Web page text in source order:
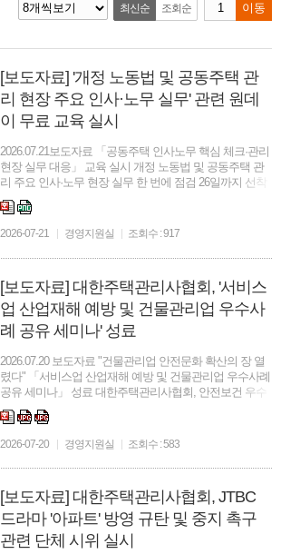
최신순 조회순 이동
[보도자료] '개정 노동법 및 공동주택 관
리 현장 주요 인사·노무 실무' 관련 원데
이 무료 교육 실시
2026.07.21보도자료 「공동주택 인사노무 핵심 체크·관리
현장 실무 대응」 교육 실시 개정 노동법 및 공동주택 관
리 주요 인사·노무 현장 실무 한 번에 점검 26일까지 선착
순 100명 모집…30일 정부지원 원데이 ‘무료 교육’ □ 대한
주택관리사협회(협회장 하원선)는 최근 ...
2026-07-21 경영지원실 조회수 : 917
[보도자료] 대한주택관리사협회, '서비스
업 산업재해 예방 및 건물관리업 우수사
례 공유 세미나' 성료
2026.07.20 보도자료 "건물관리업 안전문화 확산의 장 열
렸다" 「서비스업 산업재해 예방 및 건물관리업 우수사례
공유 세미나」 성료 대한주택관리사협회, 안전보건 우수
사례 5곳 시상…우수사례집 발간 및 확산 “서비스업 산업
재해 예방, 관계부처 및 기관 전담부서 신설…맞춤형 정
책 필요&...
2026-07-20 경영지원실 조회수 : 583
[보도자료] 대한주택관리사협회, JTBC
드라마 '아파트' 방영 규탄 및 중지 촉구
관련 단체 시위 실시